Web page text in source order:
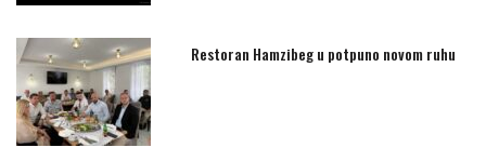
Restoran Hamzibeg u potpuno novom ruhu